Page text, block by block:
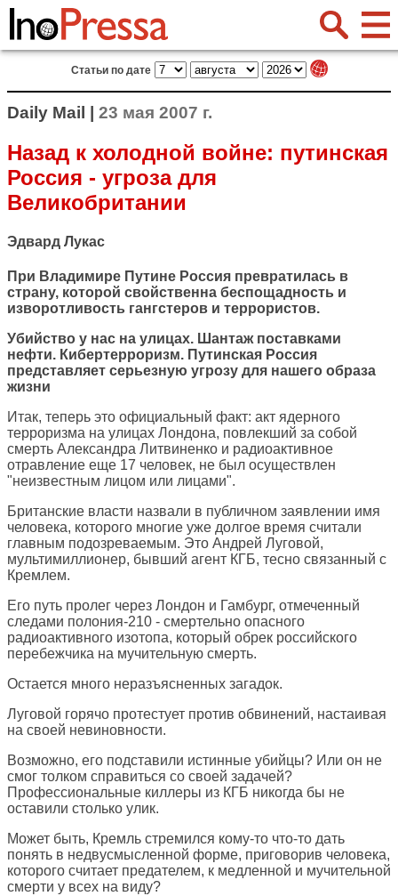
Статьи по дате
Daily Mail | 23 мая 2007 г.
Назад к холодной войне: путинская
Россия - угроза для
Великобритании
Эдвард Лукас
При Владимире Путине Россия превратилась в
страну, которой свойственна беспощадность и
изворотливость гангстеров и террористов.
Убийство у нас на улицах. Шантаж поставками
нефти. Кибертерроризм. Путинская Россия
представляет серьезную угрозу для нашего образа
жизни
Итак, теперь это официальный факт: акт ядерного
терроризма на улицах Лондона, повлекший за собой
смерть Александра Литвиненко и радиоактивное
отравление еще 17 человек, не был осуществлен
"неизвестным лицом или лицами".
Британские власти назвали в публичном заявлении имя
человека, которого многие уже долгое время считали
главным подозреваемым. Это Андрей Луговой,
мультимиллионер, бывший агент КГБ, тесно связанный с
Кремлем.
Его путь пролег через Лондон и Гамбург, отмеченный
следами полония-210 - смертельно опасного
радиоактивного изотопа, который обрек российского
перебежчика на мучительную смерть.
Остается много неразъясненных загадок.
Луговой горячо протестует против обвинений, настаивая
на своей невиновности.
Возможно, его подставили истинные убийцы? Или он не
смог толком справиться со своей задачей?
Профессиональные киллеры из КГБ никогда бы не
оставили столько улик.
Может быть, Кремль стремился кому-то что-то дать
понять в недвусмысленной форме, приговорив человека,
которого считает предателем, к медленной и мучительной
смерти у всех на виду?